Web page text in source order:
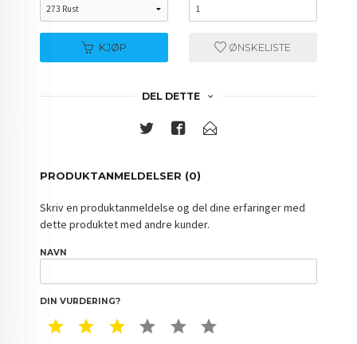
KJØP ØNSKELISTE
DEL DETTE
PRODUKTANMELDELSER (0)
Skriv en produktanmeldelse og del dine erfaringer med
dette produktet med andre kunder.
NAVN
DIN VURDERING?
1 STAR2 STAR3 STAR4 STAR5 STAR